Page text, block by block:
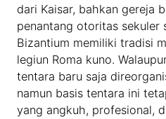
dari Kaisar, bahkan gereja
penantang otoritas sekuler
Bizantium memiliki tradisi
legiun Roma kuno.
tentara baru saja
namun basis tentara ini
yang angkuh, profesional,